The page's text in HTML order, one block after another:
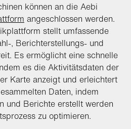
können an die Aebi
angeschlossen werden.
stellt umfassende
, Berichterstellungs- und
Es ermöglicht eine schnelle
es die Aktivitätsdaten der
Karte anzeigt und erleichtert
Daten, indem
und Berichte erstellt werden
zu optimieren.